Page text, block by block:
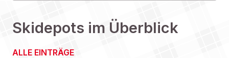
Skidepots im Überblick
ALLE EINTRÄGE